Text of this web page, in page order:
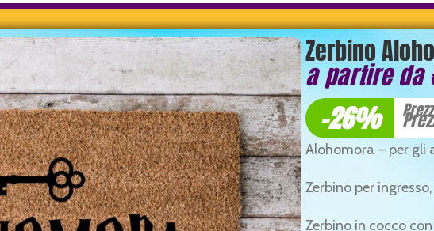
Zerbino
a partire da
-26%
Alohomora – per gli
Zerbino per
Zerbino in cocco